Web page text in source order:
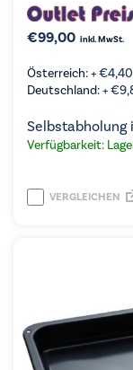
€99,00 inkl. MwSt.
Österreich: +€4,40
Deutschland: +€
Selbstabholung
Verfügbarkeit:
VERGLEICHEN